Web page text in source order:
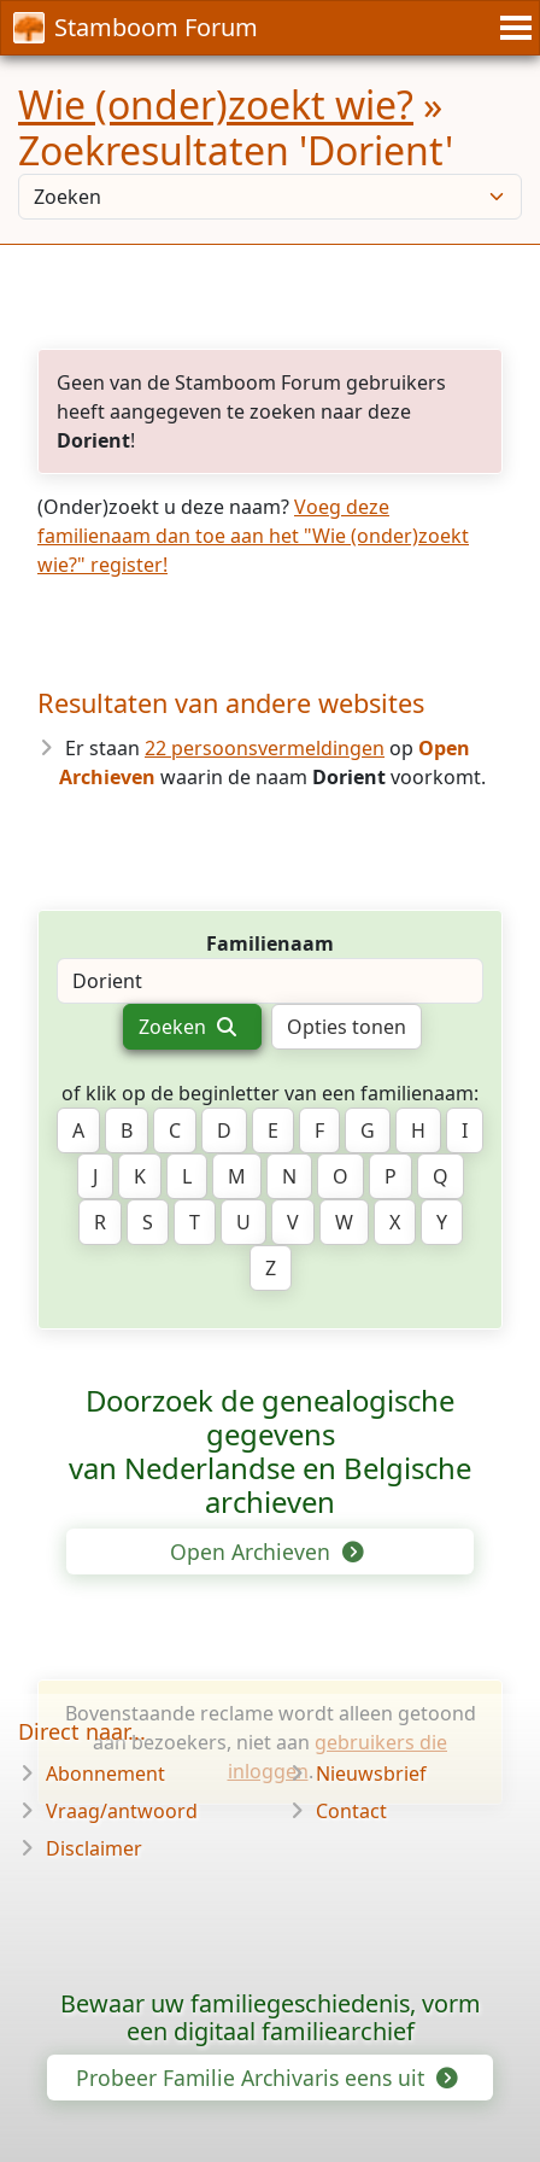
Stamboom Forum
Wie (onder)zoekt wie? »
Zoekresultaten 'Dorient'
Geen van de Stamboom Forum gebruikers
heeft aangegeven te zoeken naar deze
Dorient!
(Onder)zoekt u deze naam?Voeg deze
familienaam dan toe aan het "Wie (onder)zoekt
wie?" register!
Resultaten van andere websites
Er staan 22 persoonsvermeldingen op Open
Archieven waarin de naam Dorientvoorkomt.
Familienaam
Zoeken Opties tonen
of klik op de beginletter van een familienaam:
A
B C D E F G H
I
J
K L M N O P
Q
R
S T U V W X
Y
Z
Doorzoek de genealogische
gegevens
van Nederlandse en Belgische
archieven
Open Archieven
Bovenstaande reclame wordt alleen getoond
aan bezoekers, niet aan gebruikers die
inloggen.
Direct naar...
Abonnement
Vraag/antwoord
Disclaimer
Nieuwsbrief
Contact
Bewaar uw familiegeschiedenis, vorm
een digitaal familiearchief
Probeer Familie Archivaris eens uit